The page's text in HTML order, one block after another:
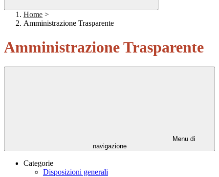
Home >
Amministrazione Trasparente
Amministrazione Trasparente
Menu di
navigazione
Categorie
Disposizioni generali